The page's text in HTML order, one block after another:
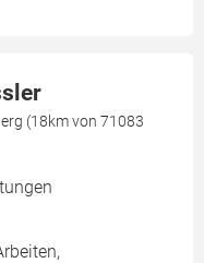
(18km von 71083